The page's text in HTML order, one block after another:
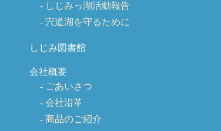
しじみっ湖活動報告
宍道湖を守るために
しじみ図書館
会社概要
ごあいさつ
会社沿革
商品のご紹介